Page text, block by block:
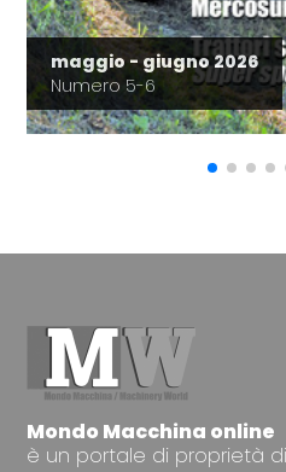
maggio - giugno 2026
Numero 5-6
Mondo Macchina online
è un portale di proprietà